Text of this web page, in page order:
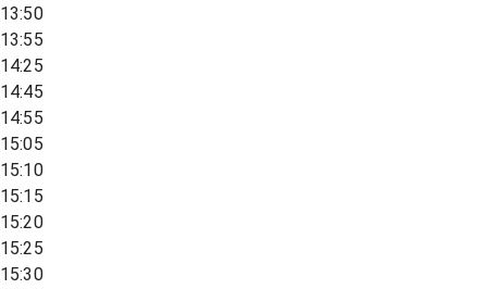
13:50
13:55
14:25
14:45
14:55
15:05
15:10
15:15
15:20
15:25
15:30